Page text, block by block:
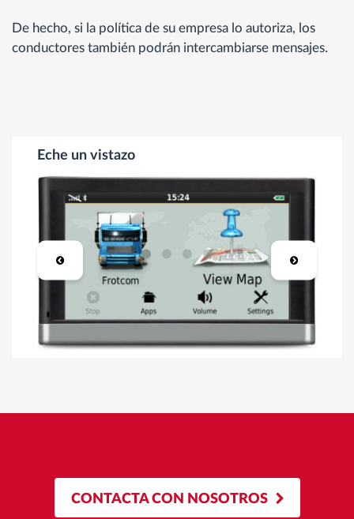
De hecho, si la política de su empresa lo autoriza, los
conductores también podrán intercambiarse mensajes.
Eche un vistazo
CONTACTA CON NOSOTROS